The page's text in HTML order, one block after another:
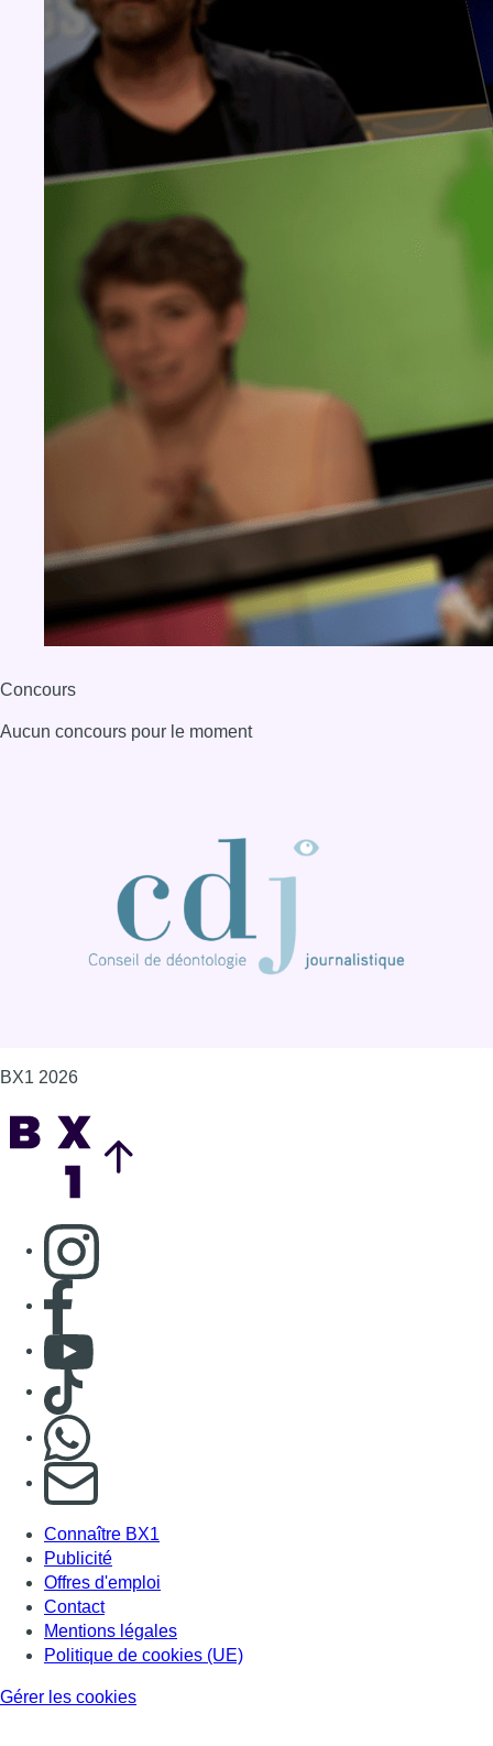
Concours
Aucun concours pour le moment
BX1 2026
Consulter page Instagram
Consulter page Facebook
Consulter Youtube
Consulter TikTok
S'abonner à notre newsletter
Connaître BX1
Publicité
Offres d'emploi
Contact
Mentions légales
Politique de cookies (UE)
Gérer les cookies